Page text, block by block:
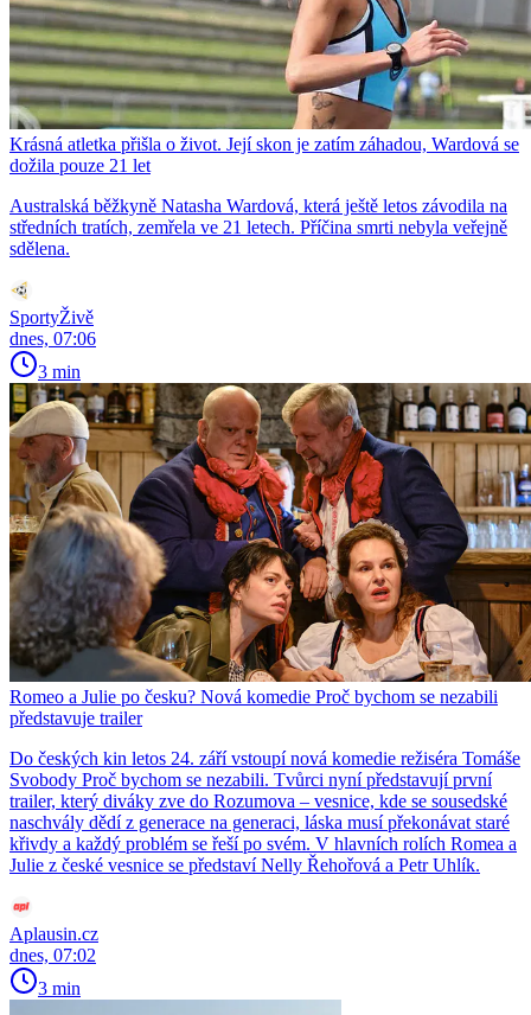
Krásná atletka přišla o život. Její skon je zatím záhadou, Wardová se
dožila pouze 21 let
Australská běžkyně Natasha Wardová, která ještě letos závodila na
středních tratích, zemřela ve 21 letech. Příčina smrti nebyla veřejně
sdělena.
SportyŽivě
dnes, 07:06
3 min
Romeo a Julie po česku? Nová komedie Proč bychom se nezabili
představuje trailer
Do českých kin letos 24. září vstoupí nová komedie režiséra Tomáše
Svobody Proč bychom se nezabili. Tvůrci nyní představují první
trailer, který diváky zve do Rozumova – vesnice, kde se sousedské
naschvály dědí z generace na generaci, láska musí překonávat staré
křivdy a každý problém se řeší po svém. V hlavních rolích Romea a
Julie z české vesnice se představí Nelly Řehořová a Petr Uhlík.
Aplausin.cz
dnes, 07:02
3 min